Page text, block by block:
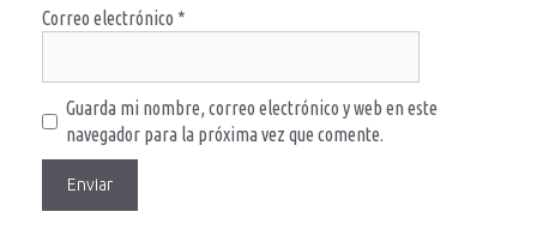
Correo electrónico *
Guarda mi nombre, correo electrónico y web en este
navegador para la próxima vez que comente.